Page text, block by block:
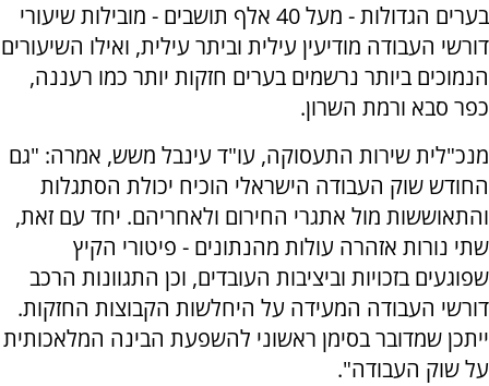
בערים הגדולות - מעל 40 אלף תושבים - מובילות שיעורי
דורשי העבודה מודיעין עילית וביתר עילית, ואילו השיעורים
הנמוכים ביותר נרשמים בערים חזקות יותר כמו רעננה,
כפר סבא ורמת השרון.
מנכ"לית שירות התעסוקה, עו"ד עינבל משש, אמרה: "גם
החודש שוק העבודה הישראלי הוכיח יכולת הסתגלות
והתאוששות מול אתגרי החירום ולאחריהם. יחד עם זאת,
שתי נורות אזהרה עולות מהנתונים - פיטורי הקיץ
שפוגעים בזכויות וביציבות העובדים, וכן התגוונות הרכב
דורשי העבודה המעידה על היחלשות הקבוצות החזקות.
ייתכן שמדובר בסימן ראשוני להשפעת הבינה המלאכותית
על שוק העבודה".